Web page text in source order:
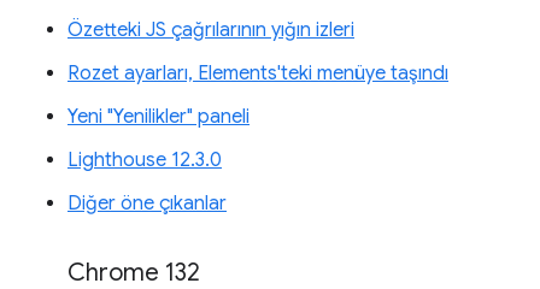
Özetteki JS çağrılarının yığın izleri
Rozet ayarları, Elements'teki menüye taşındı
Yeni "Yenilikler" paneli
Lighthouse 12.3.0
Diğer öne çıkanlar
Chrome 132